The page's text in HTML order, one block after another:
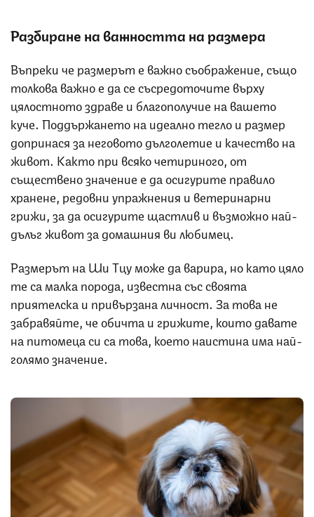
Разбиране на важността на размера
Въпреки че размерът е важно съображение, също
толкова важно е да се съсредоточите върху
цялостното здраве и благополучие на вашето
куче. Поддържането на идеално тегло и размер
допринася за неговото дълголетие и качество на
живот. Както при всяко четириного, от
съществено значение е да осигурите правило
хранене, редовни упражнения и ветеринарни
грижи, за да осигурите щастлив и възможно най-
дълъг живот за домашния ви любимец.
Размерът на Ши Тцу може да варира, но като цяло
те са малка порода, известна със своята
приятелска и привързана личност. За това не
забравяйте, че обичта и грижите, които давате
на питомеца си са това, което наистина има най-
голямо значение.